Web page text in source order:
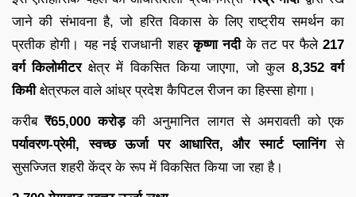
जाने की संभावना है, जो हरित विकास के लिए राष्ट्रीय समर्थन का
प्रतीक होगी। यह नई राजधानी शहरकृष्णा नदीके तट पर फैले217
वर्ग किलोमीटरक्षेत्र में विकसित किया जाएगा, जो कुल 8,352 वर्ग
किमीक्षेत्रफल वाले आंध्र प्रदेश कैपिटल रीजन का हिस्सा होगा।
करीब₹65,000 करोड़की अनुमानित लागत से अमरावती को एक
पर्यावरण-प्रेमी, स्वच्छ ऊर्जा पर आधारित, और स्मार्ट प्लानिंगसे
सुसज्जित शहरी केंद्र के रूप में विकसित किया जा रहा है।